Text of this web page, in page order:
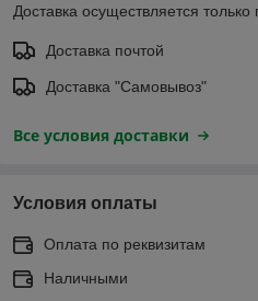
Доставка осуществляется только
Доставка почтой
Доставка "Самовывоз"
Все условия доставки
Условия оплаты
Оплата по реквизитам
Наличными